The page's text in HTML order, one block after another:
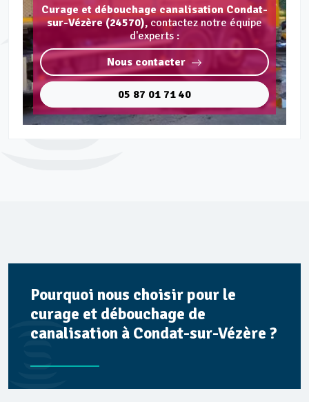
Curage et débouchage canalisation Condat-
sur-Vézère (24570),contactez notre équipe
d'experts :
Nous contacter
05 87 01 71 40
Pourquoi nous choisir pour le
curage et débouchage de
canalisation à Condat-sur-Vézère ?